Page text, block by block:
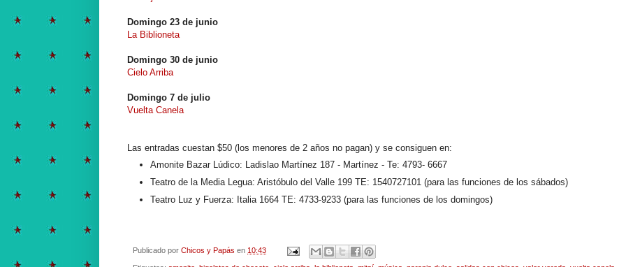
Domingo 23 de junio
La Biblioneta
Domingo 30 de junio
Cielo Arriba
Domingo 7 de julio
Vuelta Canela
Las entradas cuestan $50 (los menores de 2 años no pagan) y se consiguen en:
Amonite Bazar Lúdico: Ladislao Martínez 187 - Martínez - Te: 4793- 6667
Teatro de la Media Legua: Aristóbulo del Valle 199 TE: 1540727101 (para las funciones de los sábados)
Teatro Luz y Fuerza: Italia 1664 TE: 4733-9233 (para las funciones de los domingos)
Publicado por Chicos y Papás en 10:43